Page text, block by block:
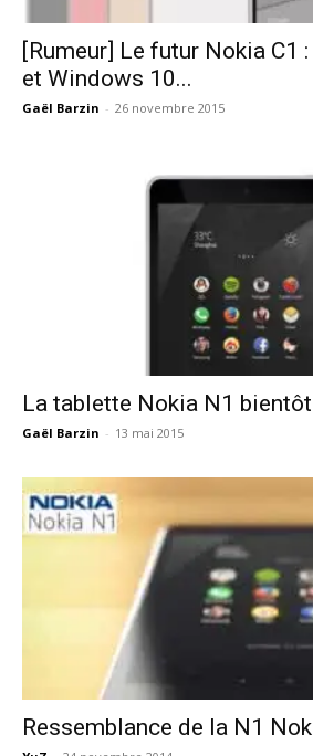
[Rumeur] Le futur Nokia C1
et Windows 10...
Gaël Barzin - 26 novembre 2015
La tablette Nokia N1 bientôt
Gaël Barzin - 13 mai 2015
Ressemblance de la N1